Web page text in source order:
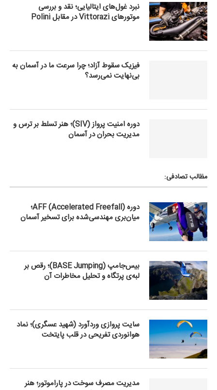
نبرد غول‌های ایتالیایی؛ نقد و بررسی
موتورهای Vittorazi در مقابل Polini
فیزیک سقوط آزاد؛ چرا سرعت ما در آسمان به
بی‌نهایت نمی‌رسد؟
دوره امنیت پرواز (SIV)؛ هنر تسلط بر ترس و
مدیریت بحران در آسمان
مظالب تصادفی:
دوره AFF (Accelerated Freefall)؛
میان‌بری مهندسی‌شده برای تسخیر آسمان
بیس‌جامپ (BASE Jumping)؛ رقص بر
لبه‌ی پرتگاه و تحلیل مخاطرات آن
سایت پروازی وردآورد (شهید عسگری)؛ نماد
هوانوردی تفریحی در قلب پایتخت
مدیریت مصرف سوخت در پاراموتور؛ هنر